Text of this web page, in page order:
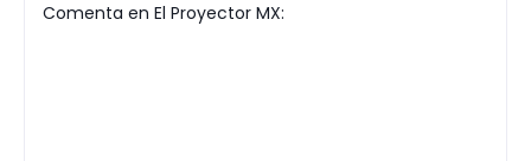
Comenta en El Proyector MX: